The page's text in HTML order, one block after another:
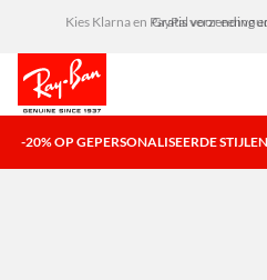
Kies Klarna en PayPal voor
-20% OP GEPERSONALISEERDE